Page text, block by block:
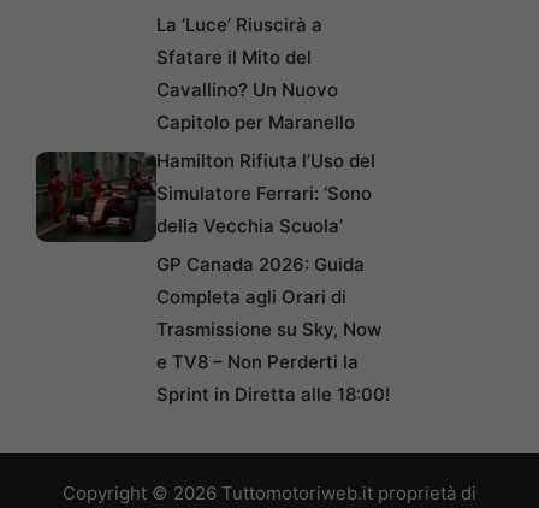
La ‘Luce’ Riuscirà a
Sfatare il Mito del
Cavallino? Un Nuovo
Capitolo per Maranello
Hamilton Rifiuta l’Uso del
Simulatore Ferrari: ‘Sono
della Vecchia Scuola’
GP Canada 2026: Guida
Completa agli Orari di
Trasmissione su Sky, Now
e TV8 – Non Perderti la
Sprint in Diretta alle 18:00!
Copyright © 2026 Tuttomotoriweb.it proprietà di